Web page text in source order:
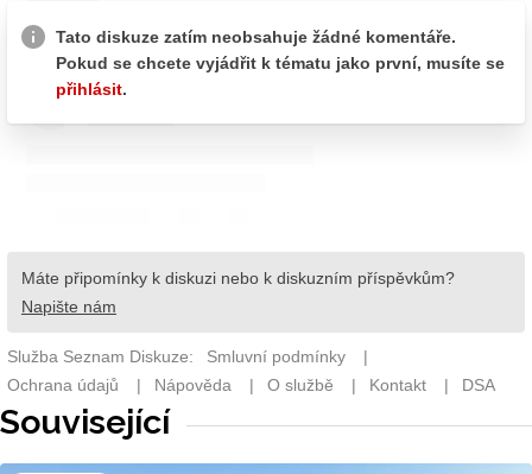
Související